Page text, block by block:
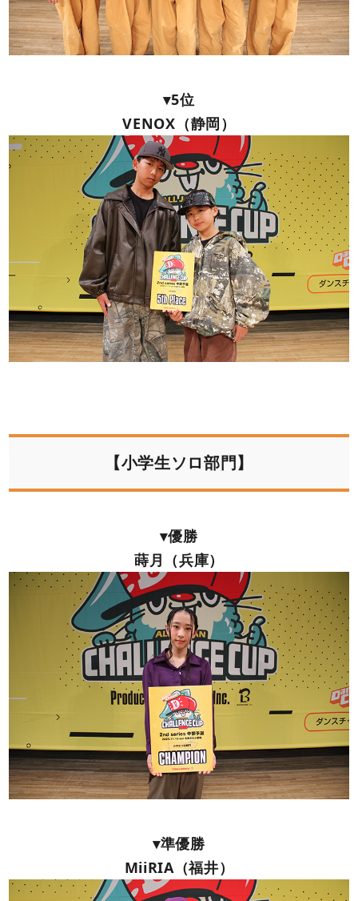
▾5位
VENOX（静岡）
【小学生ソロ部門】
▾優勝
蒔月（兵庫）
▾準優勝
MiiRIA（福井）